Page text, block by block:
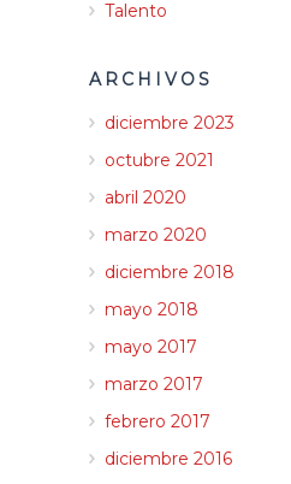
Talento
ARCHIVOS
diciembre 2023
octubre 2021
abril 2020
marzo 2020
diciembre 2018
mayo 2018
mayo 2017
marzo 2017
febrero 2017
diciembre 2016